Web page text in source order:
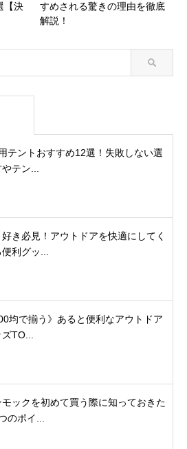
【決
すめされる驚きの理由を徹底
解説！
テントおすすめ12選！失敗しない選
テン...
き必見！アウトドアを快適にしてく
利グッ...
均で揃う》あると便利なアウトドア
TO...
ックを初めて買う際に知っておきた
のポイ...